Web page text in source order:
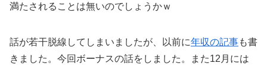
満たされることは無いのでしょうかｗ
話が若干脱線してしまいましたが、以前に年収の記事も書
きました。今回ボーナスの話をしました。また12月には